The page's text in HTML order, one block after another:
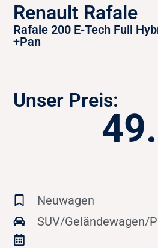
Renault Rafale
Rafale 200 E-Tech Full
+Pan
Unser Preis:
Neuwagen
SUV/Geländewagen/